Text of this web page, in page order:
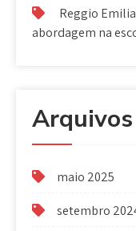
Reggio
abordagem na
Arquivos
maio 2025
setembro